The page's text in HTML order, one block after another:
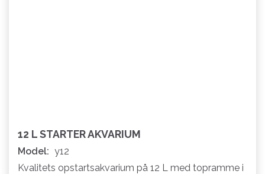
12 L STARTER AKVARIUM
Model: y12
Kvalitets opstartsakvarium på 12 L med topramme i